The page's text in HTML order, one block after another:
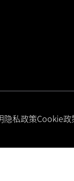
隐私政策Cookie政